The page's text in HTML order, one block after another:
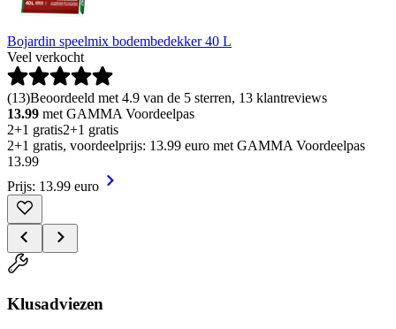
Bojardin speelmix bodembedekker 40 L
Veel verkocht
(13)Beoordeeld met 4.9 van de 5 sterren, 13 klantreviews
13.99 met GAMMA Voordeelpas
2+1 gratis2+1 gratis
2+1 gratis, voordeelprijs: 13.99 euro met GAMMA Voordeelpas
13.99
Prijs: 13.99 euro
Klusadviezen